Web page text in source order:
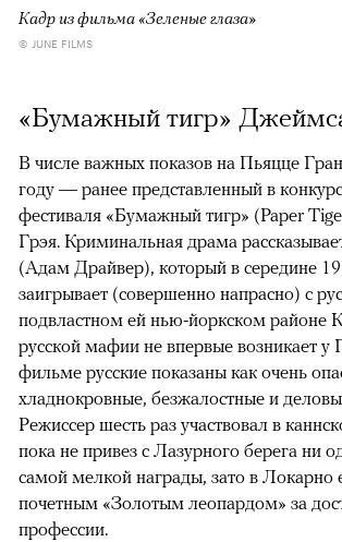
Кадр из фильма «Зеленые глаза»
© JUNE FILMS
«Бумажный тигр»
В числе важных показов на Пьяцце
году — ранее представленный в
фестиваля «Бумажный тигр» (Paper
Грэя. Криминальная драма
(Адам Драйвер), который в середине
заигрывает (совершенно напрасно) с
подвластном ей нью-йоркском районе
русской мафии не впервые возникает у
фильме русские показаны как очень
хладнокровные, безжалостные и
Режиссер шесть раз участвовал в
пока не привез с Лазурного берега ни
самой мелкой награды, зато в Локарно
почетным «Золотым леопардом» за
профессии.